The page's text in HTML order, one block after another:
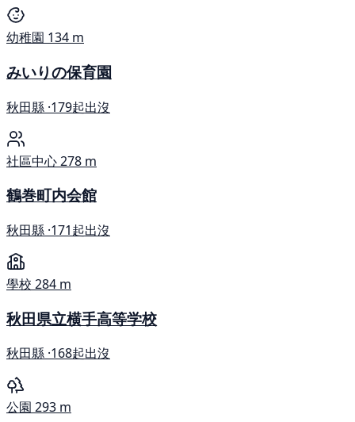
幼稚園 134 m
みいりの保育園
秋田縣 ·179起出沒
社區中心278 m
鶴巻町内会館
秋田縣 ·171起出沒
學校 284 m
秋田県立横手高等学校
秋田縣 ·168起出沒
公園 293 m